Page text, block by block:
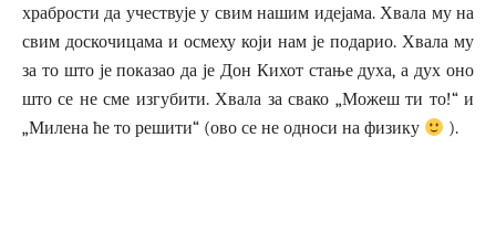
храбрости да учествује у свим нашим идејама. Хвала му на
свим доскочицама и осмеху који нам је подарио. Хвала му
за то што је показао да је Дон Кихот стање духа, а дух оно
што се не сме изгубити. Хвала за свако „Можеш ти то!“ и
„Милена ће то решити“ (ово се не односи на физику
).